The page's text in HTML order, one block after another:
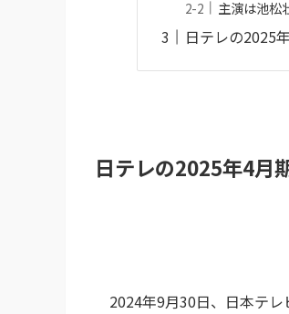
主演は池松
日テレの2025
日テレの2025年4月
2024年9月30日、日本テ